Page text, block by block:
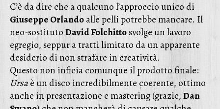
C’è da dire che a qualcuno l’approccio unico di
Giuseppe Orlandoalle pelli potrebbe mancare. Il
neo-sostitutoDavid Folchittosvolge un lavoro
egregio, seppur a tratti limitato da un apparente
desiderio di non strafare in creatività.
Questo non inficia comunque il prodotto finale:
Ursaè un disco incredibilmente coerente, ottimo
anche in presentazione e mastering (grazie,Dan